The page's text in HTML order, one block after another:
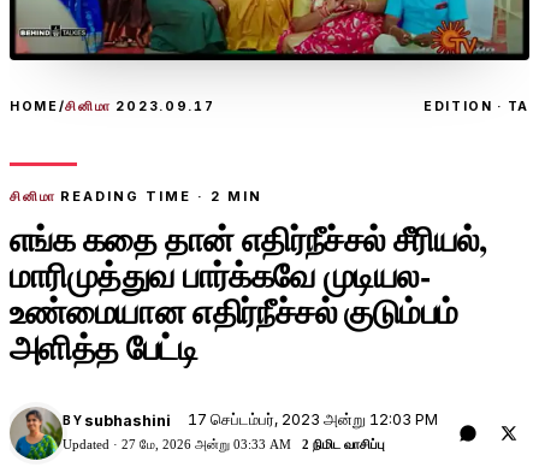
HOME/சினிமா 2023.09.17 EDITION · TA
சினிமா READING TIME · 2 MIN
எங்க கதை தான் எதிர்நீச்சல் சீரியல்,
மாரிமுத்துவ பார்க்கவே முடியல-
உண்மையான எதிர்நீச்சல் குடும்பம்
அளித்த பேட்டி
BY subhashini 17 செப்டம்பர், 2023 அன்று 12:03 PM
Updated · 27 மே, 2026 அன்று 03:33 AM 2 நிமிட வாசிப்பு